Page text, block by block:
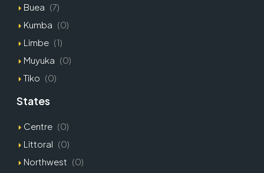
Buea (7)
Kumba (0)
Limbe (1)
Muyuka (0)
Tiko (0)
States
Centre (0)
Littoral (0)
Northwest (0)